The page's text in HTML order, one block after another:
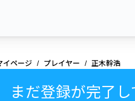
イページ プレイヤー 正木幹浩
まだ登録が完了し